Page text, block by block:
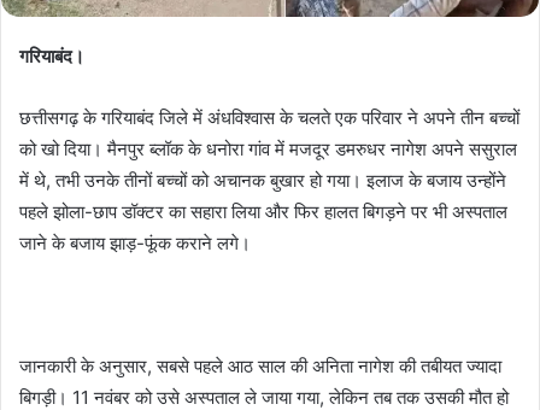
गरियाबंद।
छत्तीसगढ़ के गरियाबंद जिले में अंधविश्वास के चलते एक परिवार ने अपने तीन बच्चों
को खो दिया। मैनपुर ब्लॉक के धनोरा गांव में मजदूर डमरुधर नागेश अपने ससुराल
में थे, तभी उनके तीनों बच्चों को अचानक बुखार हो गया। इलाज के बजाय उन्होंने
पहले झोला-छाप डॉक्टर का सहारा लिया और फिर हालत बिगड़ने पर भी अस्पताल
जाने के बजाय झाड़-फूंक कराने लगे।
जानकारी के अनुसार, सबसे पहले आठ साल की अनिता नागेश की तबीयत ज्यादा
बिगड़ी। 11 नवंबर को उसे अस्पताल ले जाया गया, लेकिन तब तक उसकी मौत हो